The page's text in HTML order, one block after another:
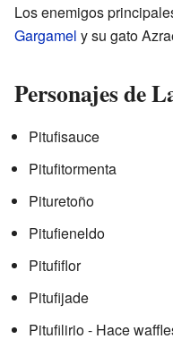
Los enemigos
Gargamel y su gato
Personajes de
Pitufisauce
Pitufitormenta
Pituretoño
Pitufieneldo
Pitufiflor
Pitufijade
Pitufilirio - Hace